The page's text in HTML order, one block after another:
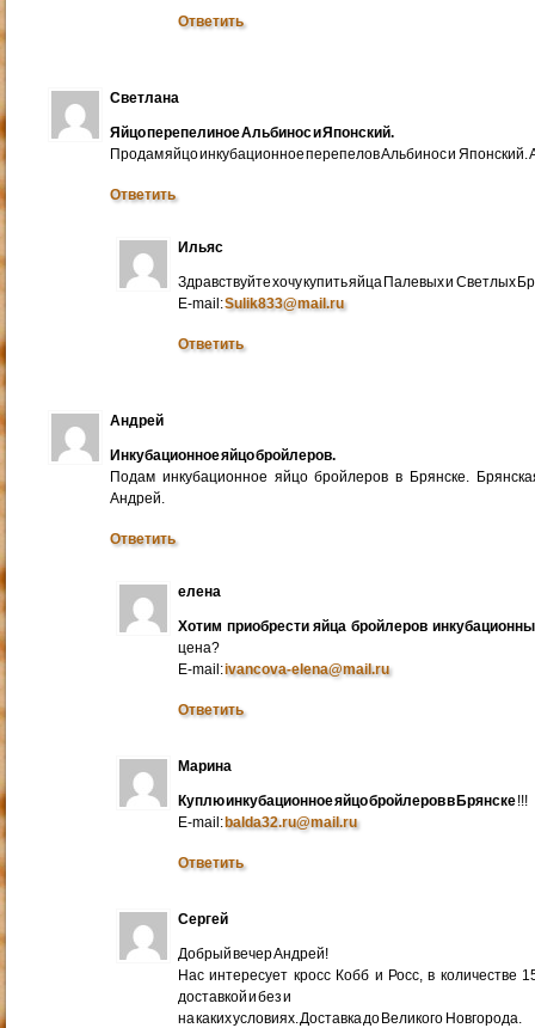
Ответить
Светлана
Яйцо перепелиное Альбинос и Японский.
Продам яйцо инкубационное перепелов Альбинос и
Ответить
Ильяс
Здравствуйте хочу купить яйца Палевых и Светлых
E-mail:Sulik833@mail.ru
Ответить
Андрей
Инкубационное яйцо бройлеров.
Подам инкубационное яйцо бройлеров в Брянске.
Андрей.
Ответить
елена
Хотим приобрести яйца бройлеров
цена?
E-mail:ivancova-elena@mail.ru
Ответить
Марина
Куплю инкубационное яйцо бройлеров в Брянске!!!
E-mail:balda32.ru@mail.ru
Ответить
Сергей
Добрый вечер Андрей!
Нас интересует кросс Кобб и Росс, в количестве
доставкой и без и
на каких условиях. Доставка до Великого Новгорода.